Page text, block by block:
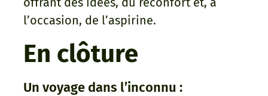
l’occasion, de l’aspirine.
En clôture
Un voyage dans l’inconnu :